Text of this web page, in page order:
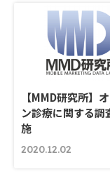
【MMD研究所】
ン診療に関する調
施
2020.12.02